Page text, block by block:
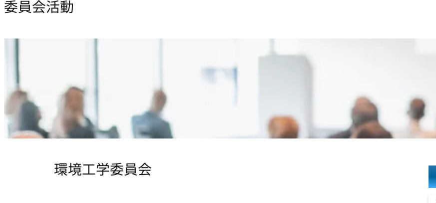
委員会活動
環境工学委員会